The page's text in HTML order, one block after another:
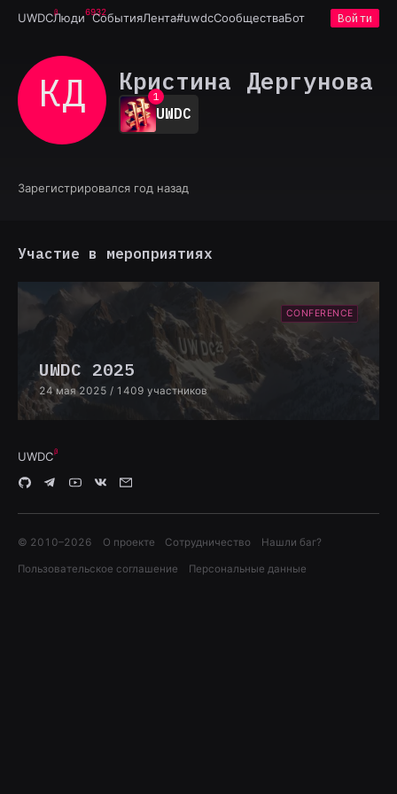
UWDCЛюди6932
СобытияЛента#uwdcСообществаБот Войти
КД Кристина Дергунова
0
1
2
3
6
UWDC
Зарегистрировался год назад
Участие в мероприятиях
CONFERENCE
UWDC 2025
24 мая 2025 / 1409 участников
UWDC
© 2010–2026 О проекте Сотрудничество Нашли баг?
Пользовательское соглашение Персональные данные